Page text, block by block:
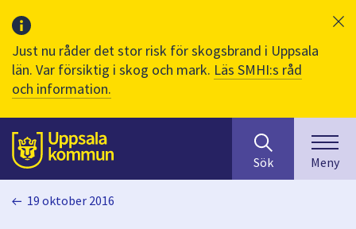
Just nu råder det stor risk för skogsbrand i Uppsala
län. Var försiktig i skog och mark. Läs SMHI:s råd
och information.
Till sidans
huvudinnehåll
efter
innehåll
på
Sök Meny
19 oktober 2016